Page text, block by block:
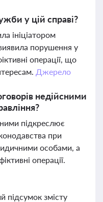
у цій справі?
ініціатором
порушення у
операції, що
Джерело
недійсними
підкреслює
при
особами, а
операції.
підсумок змісту